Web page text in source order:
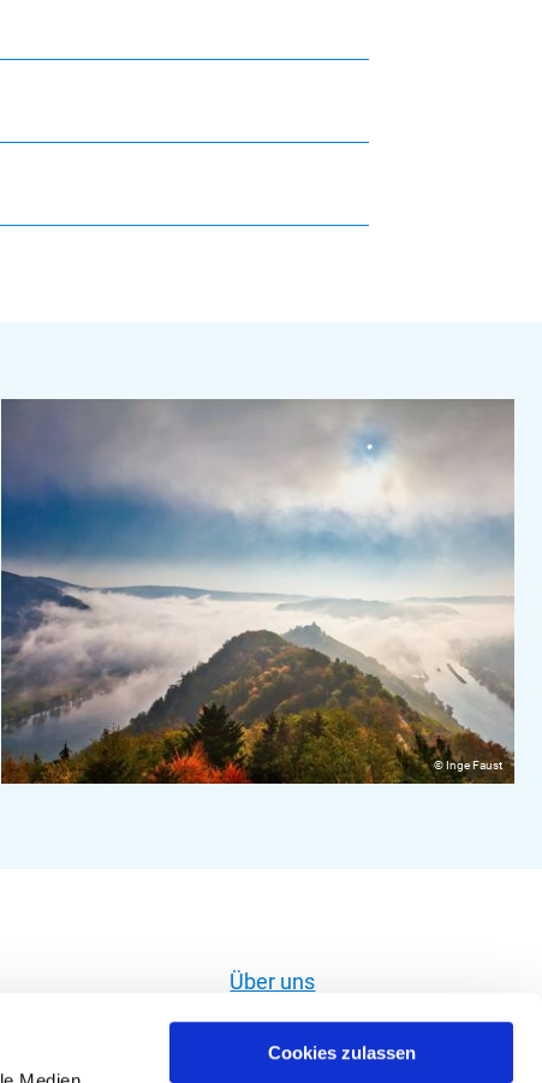
Cookies zulassen
© Inge Faust
Über uns
Widerruf erklären
Impressum